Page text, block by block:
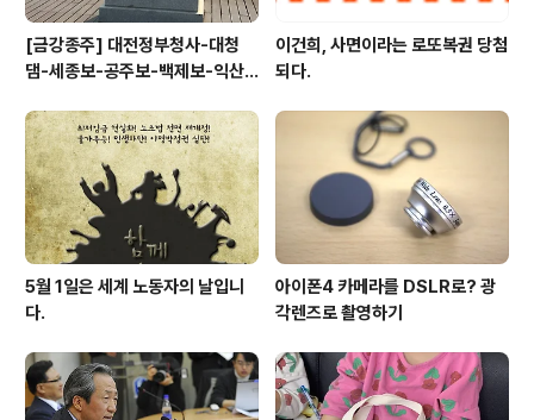
[금강종주] 대전정부청사-대청
댐-세종보-공주보-백제보-익산
이건희, 사면이라는 로또복권 당첨
되다.
5월 1일은 세계 노동자의 날입니
다.
아이폰4 카메라를 DSLR로? 광
각렌즈로 촬영하기